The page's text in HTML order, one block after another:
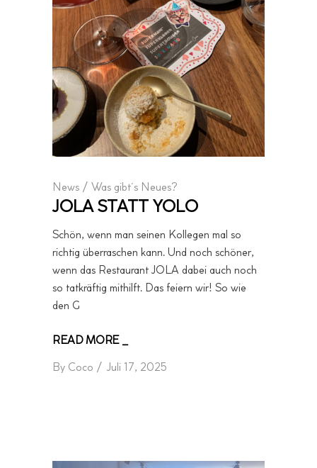
News / Was gibt´s Neues?
JOLA STATT YOLO
Schön, wenn man seinen Kollegen mal so
richtig überraschen kann. Und noch schöner,
wenn das Restaurant JOLA dabei auch noch
so tatkräftig mithilft. Das feiern wir! So wie
den G
READ MORE _
By Coco Juli 17, 2025